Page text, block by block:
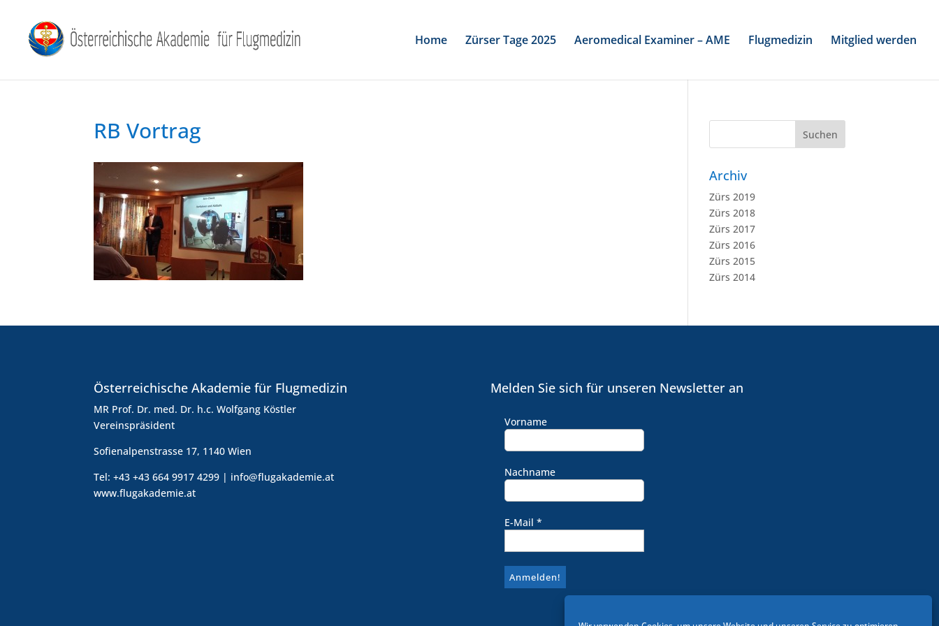
Home Zürser Tage 2025 Aeromedical Examiner – AME Flugmedizin Mitglied werden
RB Vortrag
Archiv
Zürs 2019
Zürs 2018
Zürs 2017
Zürs 2016
Zürs 2015
Zürs 2014
Österreichische Akademie für Flugmedizin
MR Prof. Dr. med. Dr. h.c. Wolfgang Köstler
Vereinspräsident
Sofienalpenstrasse 17, 1140 Wien
Tel: +43 +43 664 9917 4299 | info@flugakademie.at
www.flugakademie.at
Melden Sie sich für unseren Newsletter an
Vorname
Nachname
E-Mail *